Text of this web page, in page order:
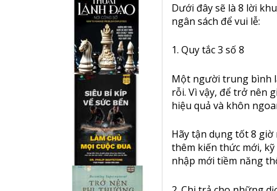
Dưới đây sẽ là 8 lời
ngân sách để vui lễ:
1. Quy tắc 3 số 8
Một người trung bình
rỗi. Vì vậy, để trở nên
hiệu quả và khôn
Hãу tận dụng tốt 8
thêm kiến thức mới,
nhập mới tiềm năng